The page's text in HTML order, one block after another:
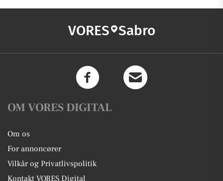
VORES Sabro
OM VORES DIGITAL
Om os
For annoncører
Vilkår og Privatlivspolitik
Kontakt VORES Digital